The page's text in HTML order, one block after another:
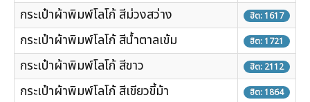
กระเป๋าผ้าพิมพ์โลโก้ สีม่วงสว่าง ฮิต: 1617
กระเป๋าผ้าพิมพ์โลโก้ สีน้ำตาลเข้ม ฮิต: 1721
กระเป๋าผ้าพิมพ์โลโก้ สีขาว ฮิต: 2112
กระเป๋าผ้าพิมพ์โลโก้ สีเขียวขี้ม้า ฮิต: 1864